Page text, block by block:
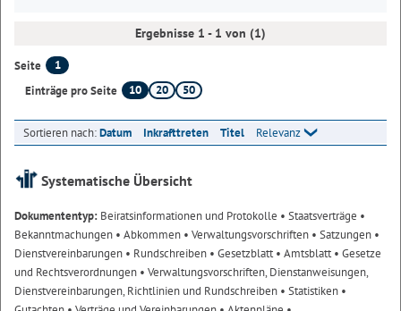
Ergebnisse 1 - 1 von (1)
Seite
1
Einträge pro Seite
10 20 50
Sortieren nach:Datum Inkrafttreten Titel Relevanz
Systematische Übersicht
Dokumententyp: Beiratsinformationen und Protokolle • Staatsverträge •
Bekanntmachungen • Abkommen • Verwaltungsvorschriften • Satzungen •
Dienstvereinbarungen • Rundschreiben • Gesetzblatt• Amtsblatt• Gesetze
und Rechtsverordnungen • Verwaltungsvorschriften, Dienstanweisungen,
Dienstvereinbarungen, Richtlinien und Rundschreiben • Statistiken •